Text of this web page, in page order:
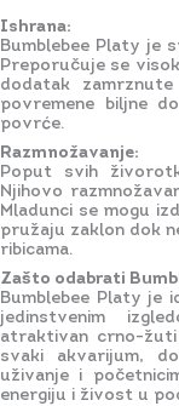
Ishrana:
Bumblebee Platy je
Preporučuje se
dodatak
povremene biljne
povrće.
Razmnožavanje:
Poput svih
Njihovo
Mladunci se mogu
pružaju zaklon dok
ribicama.
Zašto odabrati
Bumblebee Platy je
jedinstvenim
atraktivan crno-
svaki akvarijum,
uživanje i
energiju i živost u